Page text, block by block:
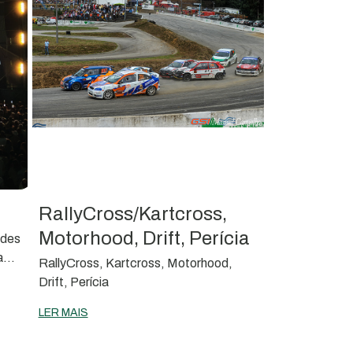
RallyCross/Kartcross,
Motorhood, Drift, Perícia
RallyCross, Kartcross, Motorhood,
Drift, Perícia
LER MAIS